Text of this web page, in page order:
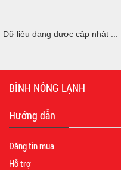
Dữ liệu đang được cập nhật ...
BÌNH NÓNG LẠNH
Hướng dẫn
Đăng tin mua
Hỗ trợ